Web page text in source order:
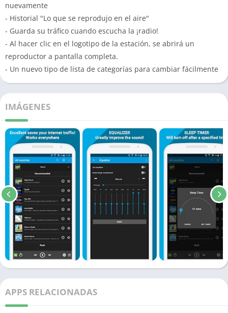
nuevamente
- Historial "Lo que se reprodujo en el aire"
- Guarda su tráfico cuando escucha la ¡radio!
- Al hacer clic en el logotipo de la estación, se abrirá un
reproductor a pantalla completa.
- Un nuevo tipo de lista de categorías para cambiar fácilmente
IMÁGENES
APPS RELACIONADAS